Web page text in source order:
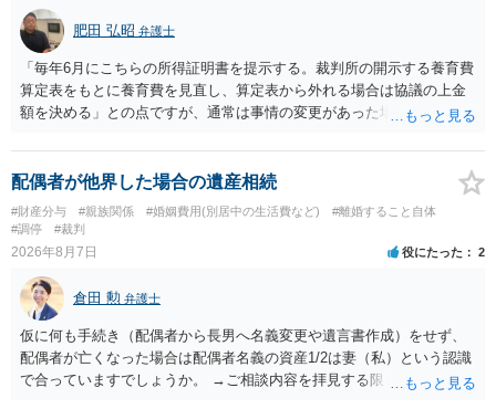
肥田 弘昭 弁護士
「毎年6月にこちらの所得証明書を提示する。裁判所の開示する養育費
算定表をもとに養育費を見直し、算定表から外れる場合は協議の上金
額を決める」との点ですが、通常は事情の変更があった場合に変更し
来なかった事情の変更により双方協議の上増減出来る」と「通知義務
に勤務先」が含まれているので、私に収入が入った事は相手に通知が
行く事になり、上記のような文言が無くても養育費の見直しは適宜出
来るかと思うのですが違うのでしょうか？との点はそのとおりかと思
います。養育費は事情の変更があった場合に変更するので毎年見直す
配偶者が他界した場合の遺産相続
#財産分与 #親族関係 #婚姻費用(別居中の生活費など)
#離婚すること自体
#調停
#裁判
2026年8月7日 役にたった 2
倉田 勲 弁護士
仮に何も手続き（配偶者から長男へ名義変更や遺言書作成）をせず、
配偶者が亡くなった場合は配偶者名義の資産1/2は妻（私）という認識
で合っていますでしょうか。 →ご相談内容を拝見する限りでは、その